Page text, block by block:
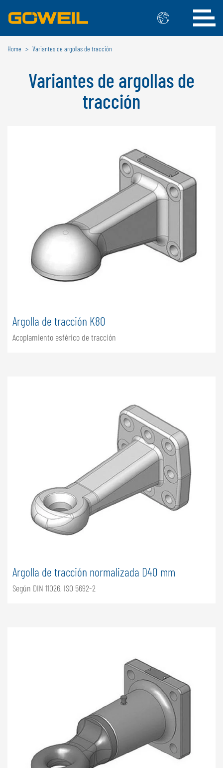
Seleccione su idioma / país
INTERNACIONAL
ČESKÝ
NEDERLANDS
FRANÇAIS
DEUTSCH
DEUTSCH
FRANÇAIS
Home Variantes de argollas de tracción
Variantes de argollas de
tracción
Argolla de tracción K80
Acoplamiento esférico de tracción
Argolla de tracción normalizada D40 mm
Según DIN 11026, ISO 5692-2